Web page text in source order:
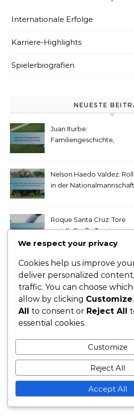
Internationale Erfolge
Karriere-Highlights
Spielerbiografien
NEUESTE
Juan Iturbe:
Familiengeschichte,
Nelson Haedo Valdez:
in der Nationalmannschaft,
Roque Santa Cruz: Tore
erzielt, Große Turniere,
Vereinsrekorde
Carlos Alberto Torres:
Internationale Einsätze,
Vereinsauszeichnungen,
Karrierestatistiken
Juan Iturbe:
Leistungen, Gewonnene
SUCHE
Search for:
We respect your privacy
Cookies help us improve
deliver personalized
traffic. You can choose
allow by clicking Customize
All to consent or Reject All
essential cookies.
Customize
Reject All
Accept All